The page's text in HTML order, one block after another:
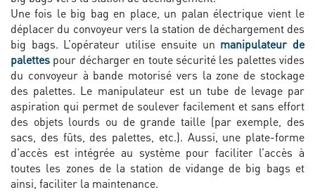
Une fois le big bag en place, un palan électrique vient le
déplacer du convoyeur vers la station de déchargement des
big bags. L’opérateur utilise ensuite un manipulateur de
palettes pour décharger en toute sécurité les palettes vides
du convoyeur à bande motorisé vers la zone de stockage
des palettes. Le manipulateur est un tube de levage par
aspiration qui permet de soulever facilement et sans effort
des objets lourds ou de grande taille (par exemple, des
sacs, des fûts, des palettes, etc.). Aussi, une plate-forme
d'accès est intégrée au système pour faciliter l’accès à
toutes les zones de la station de vidange de big bags et
ainsi, faciliter la maintenance.